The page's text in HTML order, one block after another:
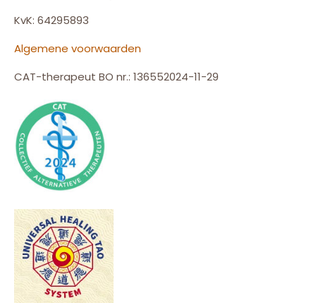
KvK: 64295893
Algemene voorwaarden
CAT-therapeut BO nr.: 136552024-11-29